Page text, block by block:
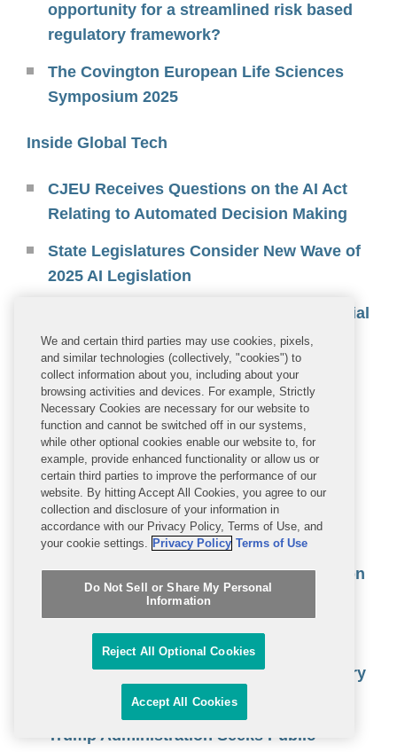
opportunity for a streamlined risk based
regulatory framework?
The Covington European Life Sciences
Symposium 2025
Inside Global Tech
CJEU Receives Questions on the AI Act
Relating to Automated Decision Making
State Legislatures Consider New Wave of
2025 AI Legislation
Trump Administration Asserts Presidential
Authority Over Independent Agencies
OECD Launches Voluntary Reporting
Framework on AI Risk Management
Practices
U.S. Federal and State Governments
Moving Quickly to Restrict Use of
DeepSeek
January 2025 AI Developments –
Transitioning to the Trump Administration
Conduct+ and the Digital Services Act
FCC to Tackle Robust Agenda at February
Open Meeting
Trump Administration Seeks Public
We and certain third parties may use cookies, pixels,
and similar technologies (collectively, "cookies") to
collect information about you, including about your
browsing activities and devices. For example, Strictly
Necessary Cookies are necessary for our website to
function and cannot be switched off in our systems,
while other optional cookies enable our website to, for
example, provide enhanced functionality or allow us or
certain third parties to improve the performance of our
website. By hitting Accept All Cookies, you agree to our
collection and disclosure of your information in
accordance with our Privacy Policy, Terms of Use, and
your cookie settings. Privacy Policy Terms of Use
Do Not Sell or Share My Personal
Information
Reject All Optional Cookies
Accept All Cookies